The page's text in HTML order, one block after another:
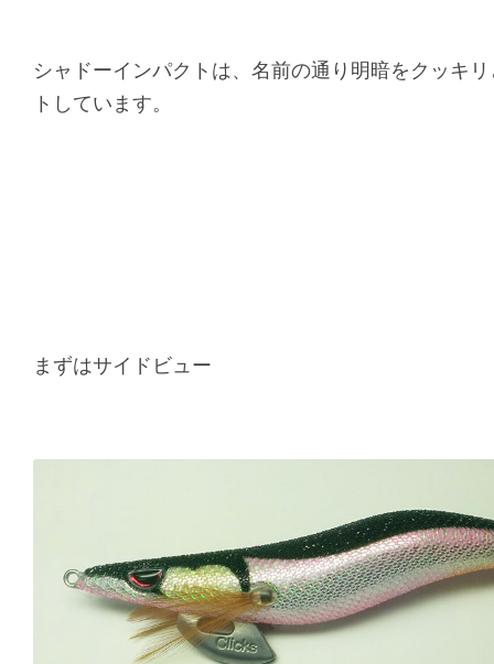
シャドーインパクトは、名前の通り明暗をクッキ
トしています。
まずはサイドビュー